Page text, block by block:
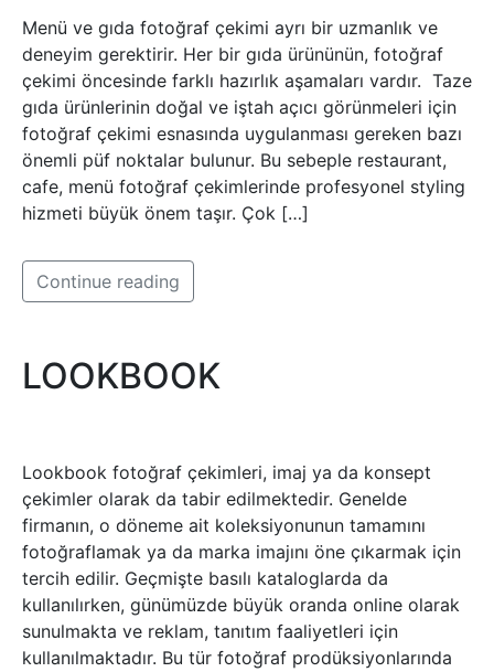
Menü ve gıda fotoğraf çekimi ayrı bir uzmanlık ve
deneyim gerektirir. Her bir gıda ürününün, fotoğraf
çekimi öncesinde farklı hazırlık aşamaları vardır. Taze
gıda ürünlerinin doğal ve iştah açıcı görünmeleri için
fotoğraf çekimi esnasında uygulanması gereken bazı
önemli püf noktalar bulunur. Bu sebeple restaurant,
cafe, menü fotoğraf çekimlerinde profesyonel styling
hizmeti büyük önem taşır. Çok […]
Continue reading
LOOKBOOK
Lookbook fotoğraf çekimleri, imaj ya da konsept
çekimler olarak da tabir edilmektedir. Genelde
firmanın, o döneme ait koleksiyonunun tamamını
fotoğraflamak ya da marka imajını öne çıkarmak için
tercih edilir. Geçmişte basılı kataloglarda da
kullanılırken, günümüzde büyük oranda online olarak
sunulmakta ve reklam, tanıtım faaliyetleri için
kullanılmaktadır. Bu tür fotoğraf prodüksiyonlarında